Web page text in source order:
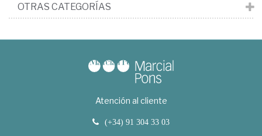
OTRAS CATEGORÍAS
Atención al cliente
(+34) 91 304 33 03